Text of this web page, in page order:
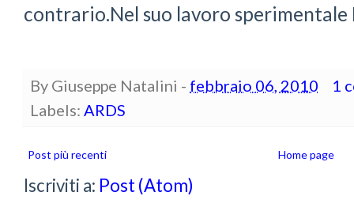
contrario.Nel suo lavoro
By Giuseppe Natalini - febbraio 06, 2010
1
Labels: ARDS
Post più recenti Home page
Iscriviti a: Post (Atom)